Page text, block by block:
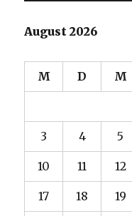
August 2026
M D M
3 4 5
10 11 12
17 18 19